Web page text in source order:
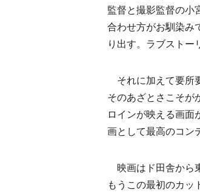
監督と撮影監督の小
合わせ方がお馴染み
り出す。ラブストー
それに加えて要所
そのあざとさこそが
ロインが映える画
画として最高のコン
映画はド田舎から
もうこの最初のカ